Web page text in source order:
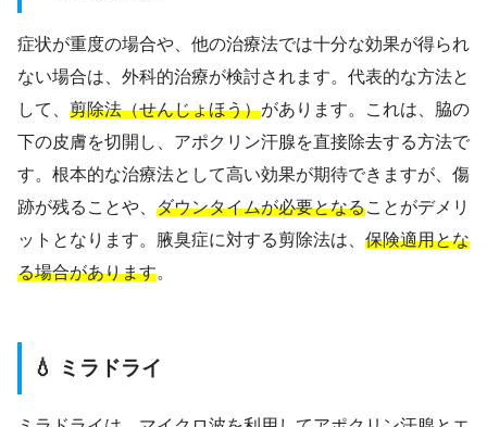
症状が重度の場合や、他の治療法では十分な効果が得られ
ない場合は、外科的治療が検討されます。代表的な方法と
して、 剪除法（せんじょほう）があります。これは、脇の
下の皮膚を切開し、アポクリン汗腺を直接除去する方法で
す。根本的な治療法として高い効果が期待できますが、傷
跡が残ることや、 ダウンタイムが必要となることがデメリ
ットとなります。腋臭症に対する剪除法は、 保険適用とな
る場合があります。
💧 ミラドライ